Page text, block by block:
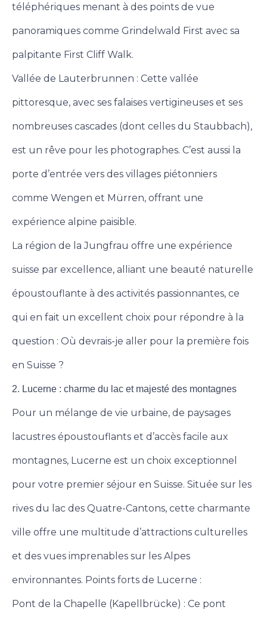
téléphériques menant à des points de vue
panoramiques comme Grindelwald First avec sa
palpitante First Cliff Walk.
Vallée de Lauterbrunnen : Cette vallée
pittoresque, avec ses falaises vertigineuses et ses
nombreuses cascades (dont celles du Staubbach),
est un rêve pour les photographes. C’est aussi la
porte d’entrée vers des villages piétonniers
comme Wengen et Mürren, offrant une
expérience alpine paisible.
La région de la Jungfrau offre une expérience
suisse par excellence, alliant une beauté naturelle
époustouflante à des activités passionnantes, ce
qui en fait un excellent choix pour répondre à la
question : Où devrais-je aller pour la première fois
en Suisse ?
2. Lucerne : charme du lac et majesté des montagnes
Pour un mélange de vie urbaine, de paysages
lacustres époustouflants et d’accès facile aux
montagnes, Lucerne est un choix exceptionnel
pour votre premier séjour en Suisse. Située sur les
rives du lac des Quatre-Cantons, cette charmante
ville offre une multitude d’attractions culturelles
et des vues imprenables sur les Alpes
environnantes. Points forts de Lucerne :
Pont de la Chapelle (Kapellbrücke) : Ce pont